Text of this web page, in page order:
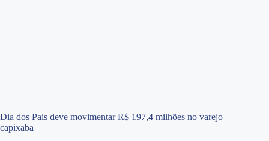
Dia dos Pais deve movimentar R$ 197,4 milhões no varejo
capixaba